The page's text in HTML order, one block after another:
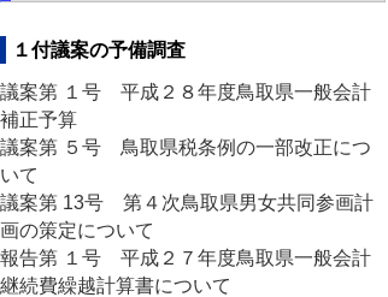
１付議案の予備調査
議案第 １号 平成２８年度鳥取県一般会計
補正予算
議案第 ５号 鳥取県税条例の一部改正につ
いて
議案第 13号 第４次鳥取県男女共同参画計
画の策定について
報告第 １号 平成２７年度鳥取県一般会計
継続費繰越計算書について